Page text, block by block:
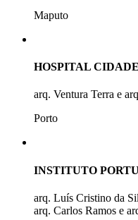
Maputo
HOSPITAL
arq. Ventura Terra e
Porto
INSTITUTO
arq. Luís Cristino da
arq. Carlos Ramos e